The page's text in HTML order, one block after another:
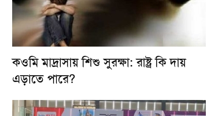
কওমি মাদ্রাসায় শিশু সুরক্ষা: রাষ্ট্র কি দায়
এড়াতে পারে?